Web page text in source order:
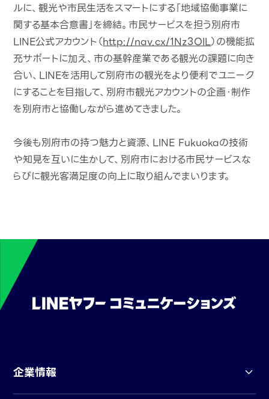
ルに、観光や市民生活をスマートにする「地域協働事業に
関する基本合意書」を締結。市民サービスを担う別府市
LINE公式アカウント（http://nav.cx/1Nz3OIL）の機能拡
充サポートに加え、市の基幹産業である観光の課題に向き
合い、LINEを活用して別府市の観光をより便利でユニーク
にすることを目指して、別府市観光アカウントの企画・制作
を別府市と協働しながら進めてきました。
今後も別府市の持つ魅力と資源、LINE Fukuokaの技術
や知見を互いに生かして、別府市における市民サービスな
らびに観光客満足度の向上に取り組んでまいります。
企業情報